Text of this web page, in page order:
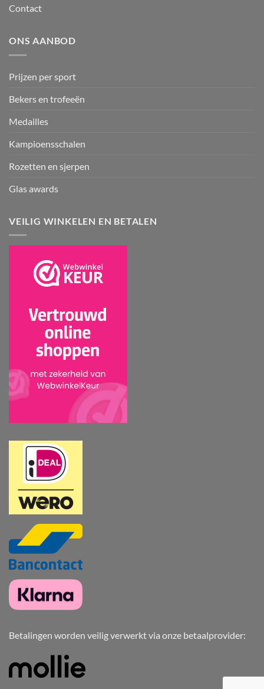
Contact
ONS AANBOD
Prijzen per sport
Bekers en trofeeën
Medailles
Kampioensschalen
Rozetten en sjerpen
Glas awards
VEILIG WINKELEN EN BETALEN
Betalingen worden veilig verwerkt via onze betaalprovider: